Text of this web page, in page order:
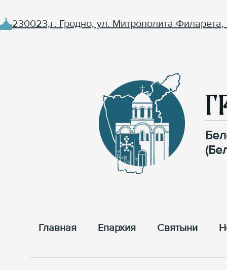
230023,г. Гродно, ул. Митрополита Филарета,
Главная Епархия Cвятыни